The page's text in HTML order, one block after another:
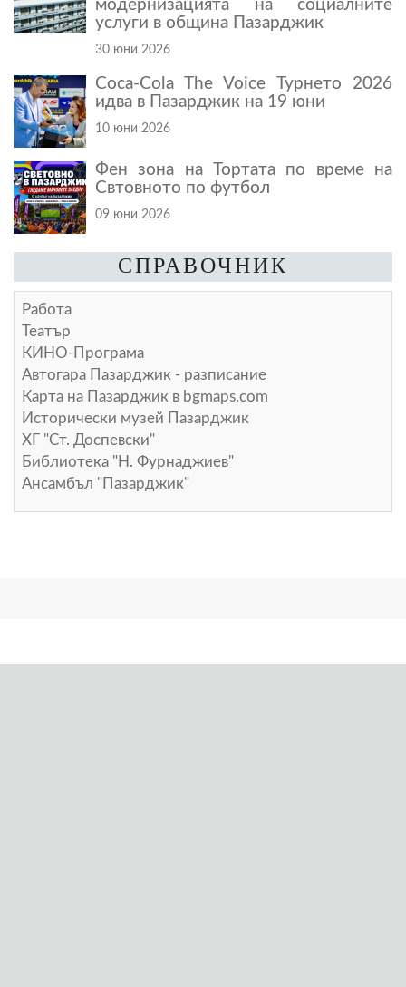
модернизацията на социалните
услуги в община Пазарджик
30 юни 2026
Coca-Cola The Voice Турнето 2026
идва в Пазарджик на 19 юни
10 юни 2026
Фен зона на Тортата по време на
Свтовното по футбол
09 юни 2026
СПРАВОЧНИК
Работа
Театър
КИНО-Програма
Автогара Пазарджик - разписание
Карта на Пазарджик в bgmaps.com
Исторически музей Пазарджик
ХГ "Ст. Доспевски"
Библиотека "Н. Фурнаджиев"
Ансамбъл "Пазарджик"